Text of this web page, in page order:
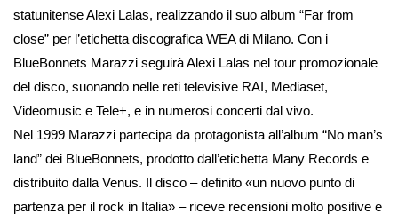
statunitense Alexi Lalas, realizzando il suo album “Far from
close” per l’etichetta discografica WEA di Milano. Con i
BlueBonnets Marazzi seguirà Alexi Lalas nel tour promozionale
del disco, suonando nelle reti televisive RAI, Mediaset,
Videomusic e Tele+, e in numerosi concerti dal vivo.
Nel 1999 Marazzi partecipa da protagonista all’album “No man’s
land” dei BlueBonnets, prodotto dall’etichetta Many Records e
distribuito dalla Venus. Il disco – definito «un nuovo punto di
partenza per il rock in Italia» – riceve recensioni molto positive e